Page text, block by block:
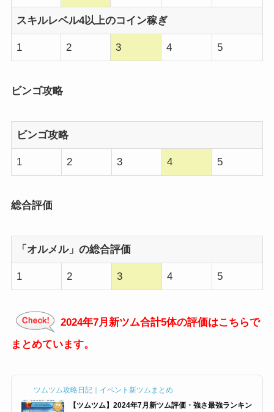
スキルレベル4以上のコイン稼ぎ
1 2 3 4 5
ビンゴ攻略
ビンゴ攻略
1 2 3 4 5
総合評価
「オルメル」の総合評価
1 2 3 4 5
2024年7月新ツム合計5体の評価はこちらで
まとめています。
ツムツム攻略日記｜イベント新ツムまとめ
【ツムツム】2024年7月新ツム評価・強さ最強ランキン